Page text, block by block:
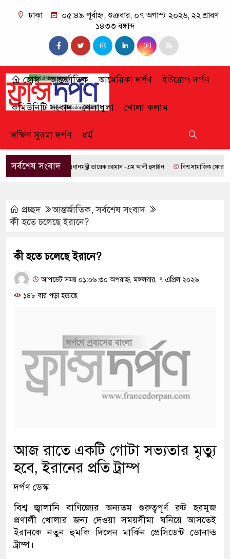
ঢাকা
০৫:৪৯ পূর্বাহ্ন, শুক্রবার, ০৭ অগাস্ট ২০২৬, ২২ শ্রাবণ
১৪৩৩ বঙ্গাব্দ
হোম আন্তর্জাতিক আমেরিকা দর্পণ ইউরোপ দর্পণ
কমিউনিটি সংবাদ খেলাধুলা খোলা কলাম
দক্ষিণ সুরমা দর্পণ ধর্ম
সর্বশেষ সংবাদপ্রধানমন্ত্রী তারেক রহমান -এম আলী হুসাইন বিশ্ব সামাজিক ফোরামে
প্রচ্ছদ আন্তর্জাতিক,সর্বশেষ সংবাদ
কী হতে চলেছে ইরানে?
কী হতে চলেছে ইরানে?
আপডেট সময় ০১:০৬:৩০ অপরাহ্ন, মঙ্গলবার, ৭ এপ্রিল ২০২৬
১৪৮ বার পড়া হয়েছে
আজ রাতে একটি গোটা সভ্যতার মৃত্যু
হবে, ইরানের প্রতি ট্রাম্প
দর্পণ ডেস্ক
বিশ্ব জ্বালানি বাণিজ্যের অন্যতম গুরুত্বপূর্ণ রুট হরমুজ
প্রণালী খোলার জন্য দেওয়া সময়সীমা ঘনিয়ে আসতেই
ইরানকে নতুন হুমকি দিলেন মার্কিন প্রেসিডেন্ট ডোনাল্ড
ট্রাম্প।